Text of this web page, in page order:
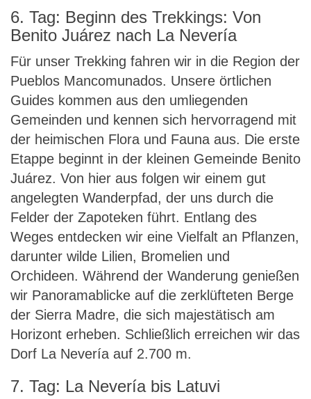
6. Tag: Beginn des Trekkings: Von
Benito Juárez nach La Nevería
Für unser Trekking fahren wir in die Region der
Pueblos Mancomunados. Unsere örtlichen
Guides kommen aus den umliegenden
Gemeinden und kennen sich hervorragend mit
der heimischen Flora und Fauna aus. Die erste
Etappe beginnt in der kleinen Gemeinde Benito
Juárez. Von hier aus folgen wir einem gut
angelegten Wanderpfad, der uns durch die
Felder der Zapoteken führt. Entlang des
Weges entdecken wir eine Vielfalt an Pflanzen,
darunter wilde Lilien, Bromelien und
Orchideen. Während der Wanderung genießen
wir Panoramablicke auf die zerklüfteten Berge
der Sierra Madre, die sich majestätisch am
Horizont erheben. Schließlich erreichen wir das
Dorf La Nevería auf 2.700 m.
7. Tag: La Nevería bis Latuvi